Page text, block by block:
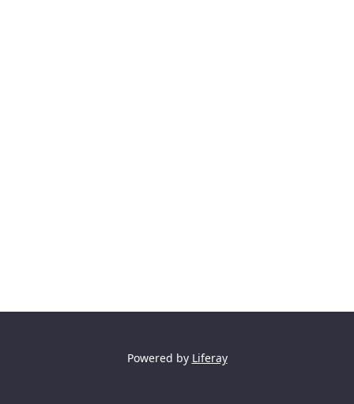
Powered by Liferay